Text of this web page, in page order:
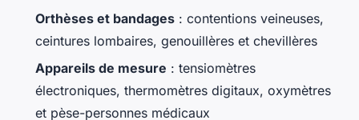
Orthèses et bandages : contentions veineuses,
ceintures lombaires, genouillères et chevillères
Appareils de mesure : tensiomètres
électroniques, thermomètres digitaux, oxymètres
et pèse-personnes médicaux